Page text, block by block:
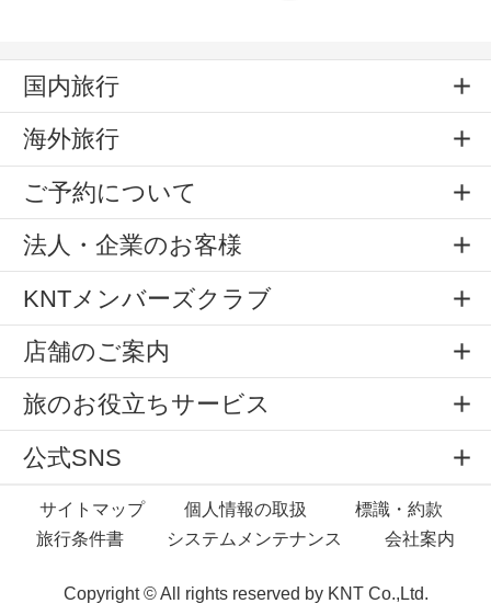
国内旅行
海外旅行
ご予約について
法人・企業のお客様
KNTメンバーズクラブ
店舗のご案内
旅のお役立ちサービス
公式SNS
サイトマップ 個人情報の取扱
標識・約款
旅行条件書
システムメンテナンス 会社案内
Copyright © All rights reserved by KNT Co.,Ltd.